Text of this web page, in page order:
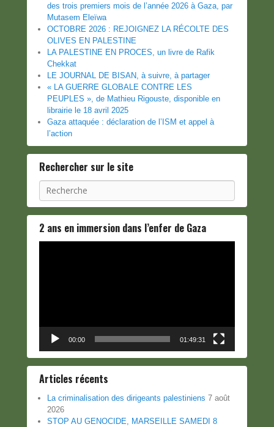
des trois premiers mois de l’année 2026 à Gaza, par
Mutasem Eleïwa
OCTOBRE 2026 : REJOIGNEZ LA RÉCOLTE DES
OLIVES EN PALESTINE
LA PALESTINE EN PROCES, un livre de Rafik
Chekkat
LE JOURNAL DE BISAN, à suivre, à partager
« LA GUERRE GLOBALE CONTRE LES
PEUPLES », de Mathieu Rigouste, disponible en
librairie le 18 avril 2025
Gaza attaquée : déclaration de l’ISM et appel à
l’action
Rechercher sur le site
Recherche
2 ans en immersion dans l’enfer de Gaza
00:00 01:49:31
Articles récents
La criminalisation des dirigeants palestiniens 7 août
2026
STOP AU GENOCIDE, MARSEILLE SAMEDI 8